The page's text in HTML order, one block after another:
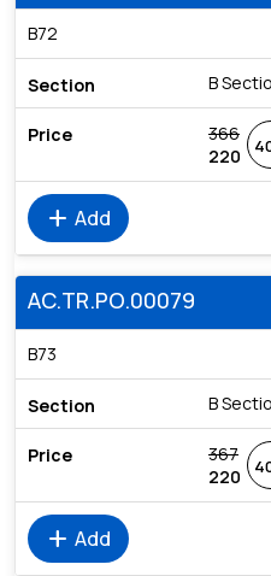
B72
B
366
220
add Add
AC.TR.PO.00079
B73
B
367
220
add Add